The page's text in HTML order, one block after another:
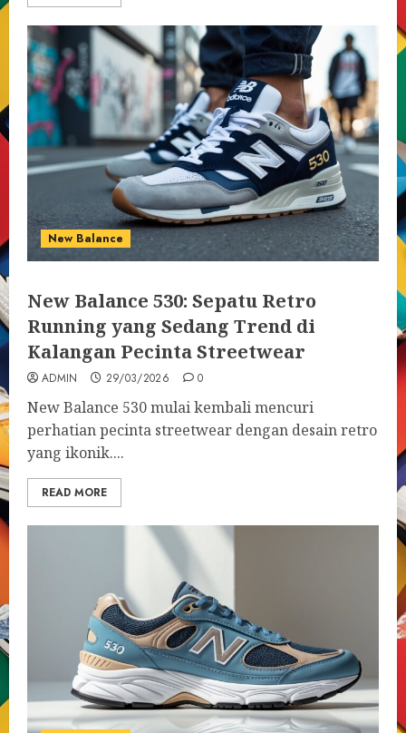
New Balance
New Balance 530: Sepatu Retro
Running yang Sedang Trend di
Kalangan Pecinta Streetwear
ADMIN 29/03/2026 0
New Balance 530 mulai kembali mencuri
perhatian pecinta streetwear dengan desain retro
yang ikonik....
READ MORE